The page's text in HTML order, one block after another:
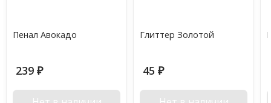
Пенал Авокадо
239 ₽
Глиттер Золотой
45 ₽